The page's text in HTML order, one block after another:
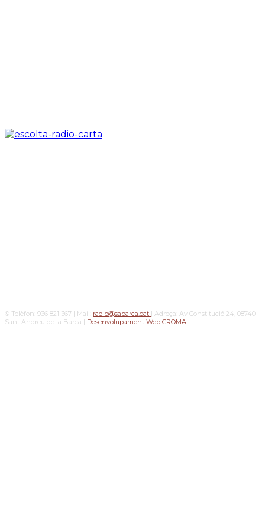
© Telèfon: 936 821 367 | Mail: radio@sabarca.cat | Adreça: Av Constitució 24, 08740
Sant Andreu de la Barca | Desenvolupament Web CROMA